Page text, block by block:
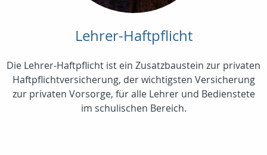
Lehrer-Haftpflicht
Die Lehrer-Haftpflicht ist ein Zusatzbaustein zur privaten
Haftpflichtversicherung, der wichtigsten Versicherung
zur privaten Vorsorge, für alle Lehrer und Bedienstete
im schulischen Bereich.